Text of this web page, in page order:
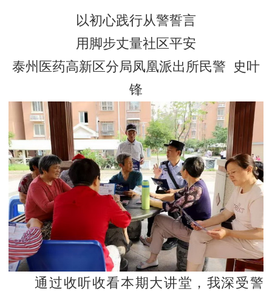
以初心践行从警誓言
用脚步丈量社区平安
泰州医药高新区分局凤凰派出所民警 史叶
锋
通过收听收看本期大讲堂，我深受警